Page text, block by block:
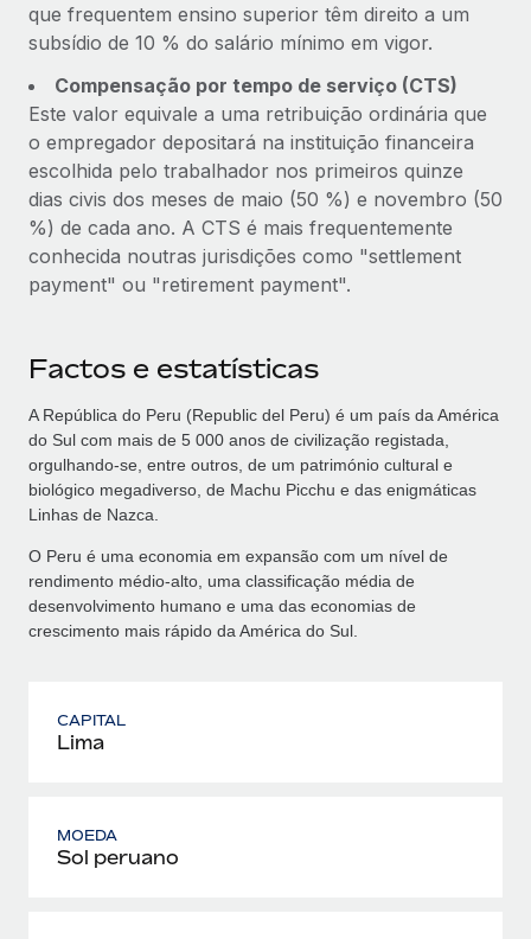
que frequentem ensino superior têm direito a um
subsídio de 10 % do salário mínimo em vigor.
Compensação por tempo de serviço (CTS)
Este valor equivale a uma retribuição ordinária que
o empregador depositará na instituição financeira
escolhida pelo trabalhador nos primeiros quinze
dias civis dos meses de maio (50 %) e novembro (50
%) de cada ano. A CTS é mais frequentemente
conhecida noutras jurisdições como "settlement
payment" ou "retirement payment".
Factos e estatísticas
A República do Peru (Republic del Peru) é um país da América
do Sul com mais de 5 000 anos de civilização registada,
orgulhando‑se, entre outros, de um património cultural e
biológico megadiverso, de Machu Picchu e das enigmáticas
Linhas de Nazca.
O Peru é uma economia em expansão com um nível de
rendimento médio‑alto, uma classificação média de
desenvolvimento humano e uma das economias de
crescimento mais rápido da América do Sul.
CAPITAL
Lima
MOEDA
Sol peruano